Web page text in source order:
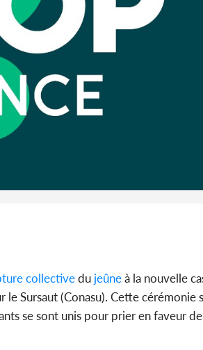
collectivedu jeûneà la nouvelle
Sursaut (Conasu). Cette cérémonie
se sont unis pour prier en faveur